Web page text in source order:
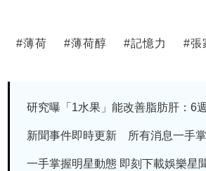
#薄荷 #薄荷醇 #記憶力 #張
研究曝「1水果」能改善脂肪肝：6
新聞事件即時更新 所有消息一手掌
一手掌握明星動態 即刻下載娛樂星